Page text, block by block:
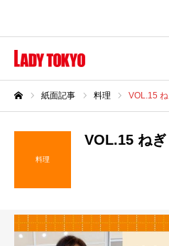
紙面記事 料理 VOL.15
料理
VOL.15 ねぎ